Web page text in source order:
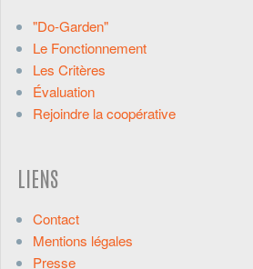
"Do-Garden"
Le Fonctionnement
Les Critères
Évaluation
Rejoindre la coopérative
LIENS
Contact
Mentions légales
Presse